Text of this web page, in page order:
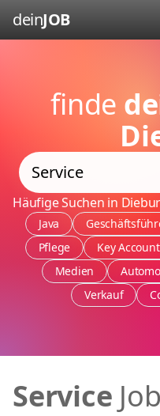
deinJOB
finde
Häufige Suchen in
Java
Pflege
Key Account
Medien
Verkauf
Service